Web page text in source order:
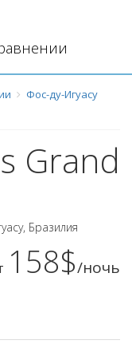
Фос-ду-Игуасу
Grand
, Бразилия
158$/ночь